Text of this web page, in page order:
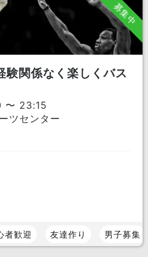
募集中
験関係なく楽しくバス
〜 23:15
ツセンター
者歓迎 友達作り 男子募集